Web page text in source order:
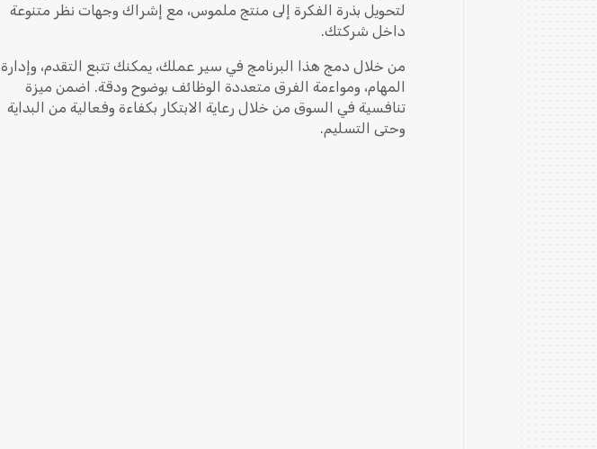
لتحويل بذرة الفكرة إلى منتج ملموس، مع إشراك وجهات نظر متنوعة
داخل شركتك.
من خلال دمج هذا البرنامج في سير عملك، يمكنك تتبع التقدم، وإدارة
المهام، ومواءمة الفرق متعددة الوظائف بوضوح ودقة. اضمن ميزة
تنافسية في السوق من خلال رعاية الابتكار بكفاءة وفعالية من البداية
وحتى التسليم.